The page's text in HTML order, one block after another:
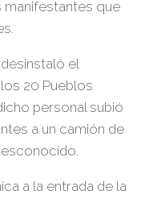
manifestantes que
el
20 Pueblos
personal subió
a un camión de
a la entrada de la